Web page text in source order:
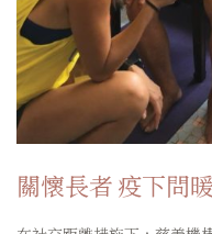
關懷長者 疫下問